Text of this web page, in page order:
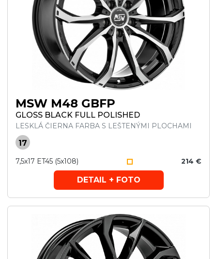
MSW M48 GBFP
GLOSS BLACK FULL POLISHED
LESKLÁ ČIERNA FARBA S LEŠTENÝMI PLOCHAMI
17
7,5x17 ET45 (5x108) 214 €
DETAIL + FOTO